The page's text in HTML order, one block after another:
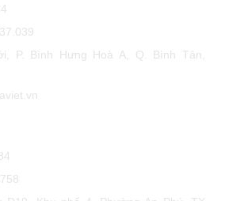
P. Bình Hưng Hoà A, Q. Bình Tân,